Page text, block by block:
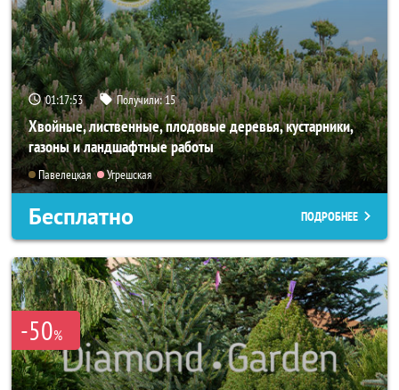
01:17:52 Получили:15
Хвойные, лиственные, плодовые деревья, кустарники,
газоны и ландшафтные работы
Павелецкая Угрешская
Бесплатно ПОДРОБНЕЕ
-50%